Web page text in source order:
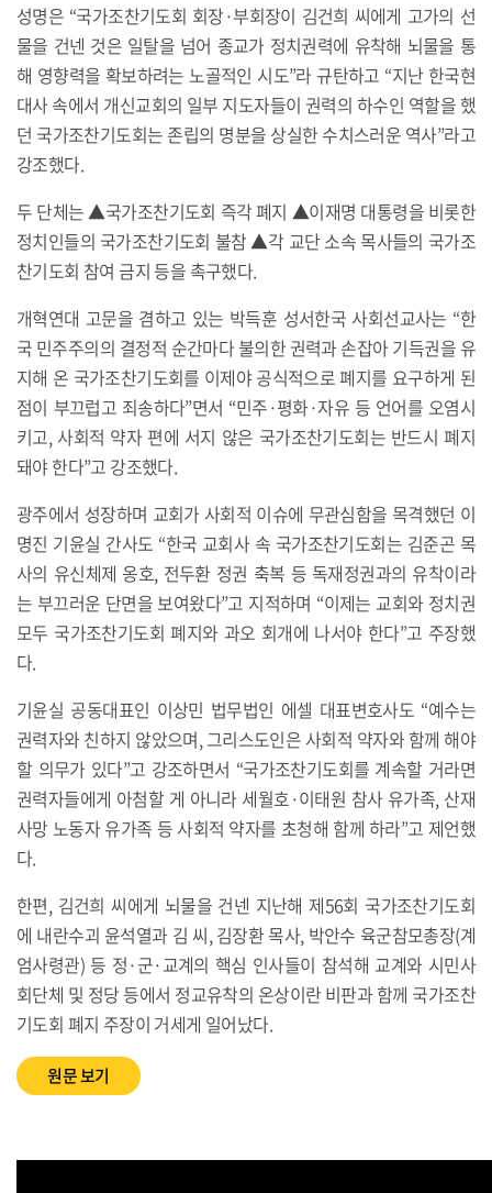
성명은 “국가조찬기도회 회장·부회장이 김건희 씨에게 고가의 선
물을 건넨 것은 일탈을 넘어 종교가 정치권력에 유착해 뇌물을 통
해 영향력을 확보하려는 노골적인 시도”라 규탄하고 “지난 한국현
대사 속에서 개신교회의 일부 지도자들이 권력의 하수인 역할을 했
던 국가조찬기도회는 존립의 명분을 상실한 수치스러운 역사”라고
강조했다.
두 단체는 ▲국가조찬기도회 즉각 폐지 ▲이재명 대통령을 비롯한
정치인들의 국가조찬기도회 불참 ▲각 교단 소속 목사들의 국가조
찬기도회 참여 금지 등을 촉구했다.
개혁연대 고문을 겸하고 있는 박득훈 성서한국 사회선교사는 “한
국 민주주의의 결정적 순간마다 불의한 권력과 손잡아 기득권을 유
지해 온 국가조찬기도회를 이제야 공식적으로 폐지를 요구하게 된
점이 부끄럽고 죄송하다”면서 “민주·평화·자유 등 언어를 오염시
키고, 사회적 약자 편에 서지 않은 국가조찬기도회는 반드시 폐지
돼야 한다”고 강조했다.
광주에서 성장하며 교회가 사회적 이슈에 무관심함을 목격했던 이
명진 기윤실 간사도 “한국 교회사 속 국가조찬기도회는 김준곤 목
사의 유신체제 옹호, 전두환 정권 축복 등 독재정권과의 유착이라
는 부끄러운 단면을 보여왔다”고 지적하며 “이제는 교회와 정치권
모두 국가조찬기도회 폐지와 과오 회개에 나서야 한다”고 주장했
다.
기윤실 공동대표인 이상민 법무법인 에셀 대표변호사도 “예수는
권력자와 친하지 않았으며, 그리스도인은 사회적 약자와 함께 해야
할 의무가 있다”고 강조하면서 “국가조찬기도회를 계속할 거라면
권력자들에게 아첨할 게 아니라 세월호·이태원 참사 유가족, 산재
사망 노동자 유가족 등 사회적 약자를 초청해 함께 하라”고 제언했
다.
한편, 김건희 씨에게 뇌물을 건넨 지난해 제56회 국가조찬기도회
에 내란수괴 윤석열과 김 씨, 김장환 목사, 박안수 육군참모총장(계
엄사령관) 등 정·군·교계의 핵심 인사들이 참석해 교계와 시민사
회단체 및 정당 등에서 정교유착의 온상이란 비판과 함께 국가조찬
기도회 폐지 주장이 거세게 일어났다.
원문 보기